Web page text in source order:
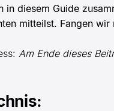
in diesem Guide
mitteilst. Fangen wir
Am Ende dieses